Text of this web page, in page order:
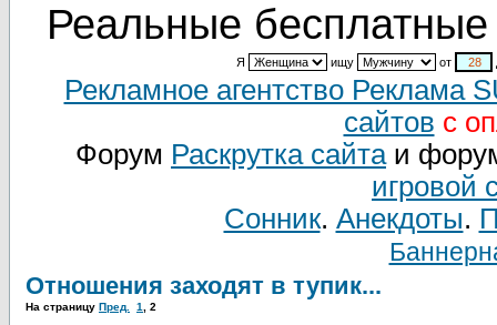
Реальные бесплатные
Я ищу от
Рекламное агентство Реклама
сайтов с
Форум Раскрутка сайтаи
игровой
Сонник. Анекдоты.
Отношения заходят в тупик...
На страницу Пред. 1 2